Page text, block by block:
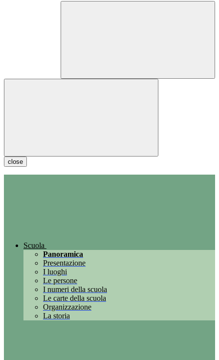
close
Scuola
Panoramica
Presentazione
I luoghi
Le persone
I numeri della scuola
Le carte della scuola
Organizzazione
La storia